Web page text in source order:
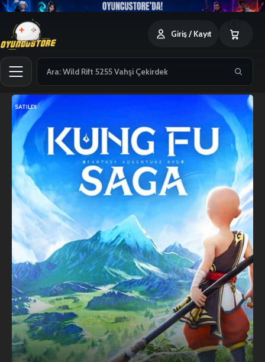
Giriş / Kayıt
SATILDI